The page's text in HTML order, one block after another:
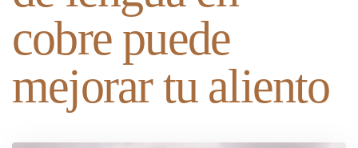
cobre puede
mejorar tu aliento